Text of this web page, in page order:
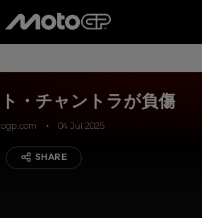
・チャントラが負傷
04 Jul 2025
SHARE